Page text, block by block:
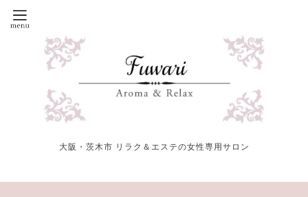
大阪・茨木市 リラク＆エステの女性専用サロン